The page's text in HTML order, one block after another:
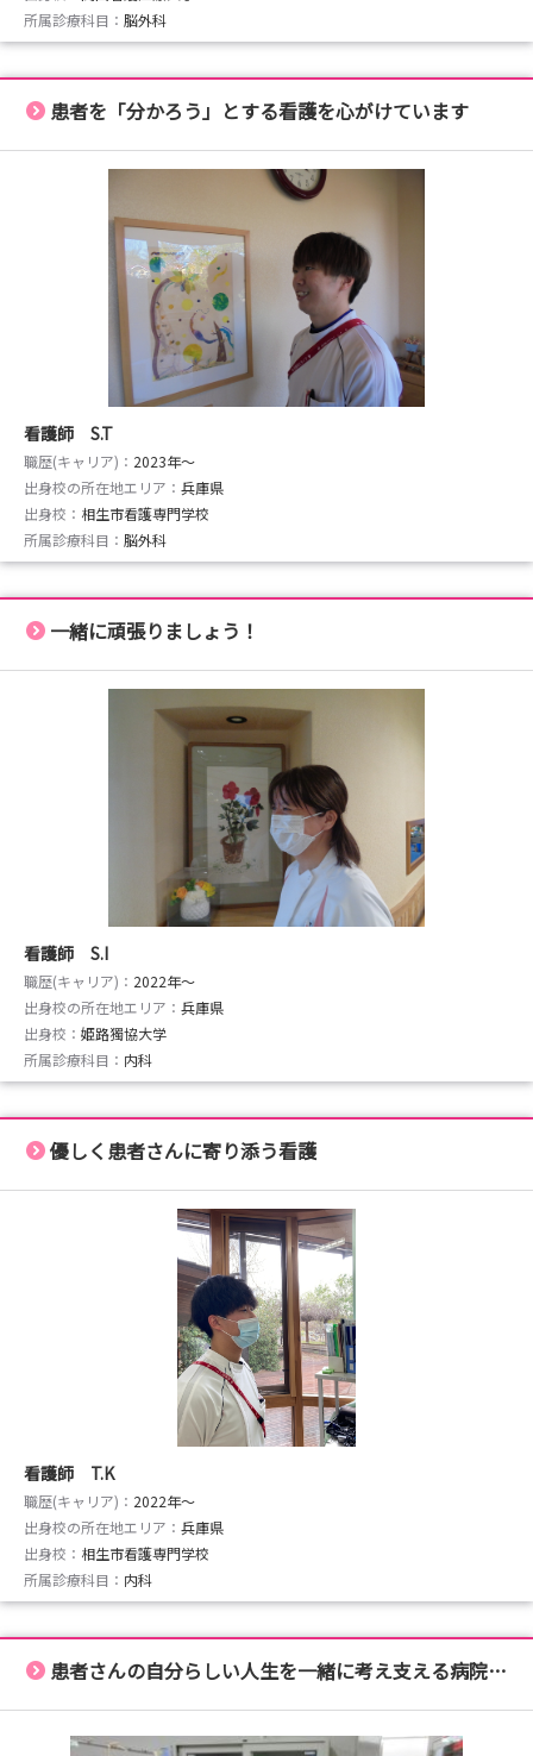
所属診療科目： 脳外科
患者を「分かろう」とする看護を心がけています
看護師 S.T
職歴(キャリア)： 2023年〜
出身校の所在地エリア： 兵庫県
出身校： 相生市看護専門学校
所属診療科目： 脳外科
一緒に頑張りましょう！
看護師 S.I
職歴(キャリア)： 2022年〜
出身校の所在地エリア： 兵庫県
出身校： 姫路獨協大学
所属診療科目： 内科
優しく患者さんに寄り添う看護
看護師 T.K
職歴(キャリア)： 2022年〜
出身校の所在地エリア： 兵庫県
出身校： 相生市看護専門学校
所属診療科目： 内科
患者さんの自分らしい人生を一緒に考え支える病院です。